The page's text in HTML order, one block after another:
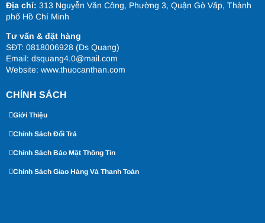
Địa chỉ: 313 Nguyễn Văn Công, Phường 3, Quận Gò Vấp, Thành
phố Hồ Chí Minh
Tư vấn & đặt hàng
SĐT: 0818006928 (Ds Quang)
Email: dsquang4.0@mail.com
Website: www.thuocanthan.com
CHÍNH SÁCH
Giới Thiệu
Chính Sách Đổi Trả
Chính Sách Bảo Mật Thông Tin
Chính Sách Giao Hàng Và Thanh Toán